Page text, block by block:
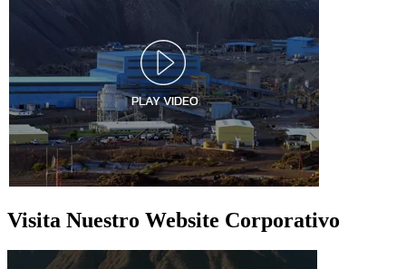
Visita Nuestro Website Corporativo